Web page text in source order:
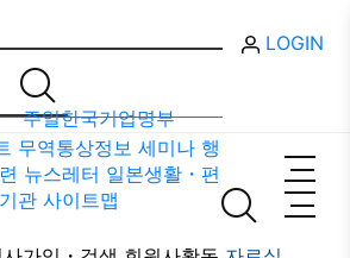
무역통상정보 세미나 행
뉴스레터 일본생활・편
관 사이트맵
주일한국기업명부
LOGIN